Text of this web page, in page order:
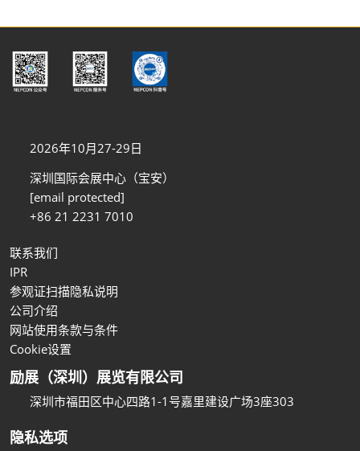
2026年10月27-29日
深圳国际会展中心（宝安）
[email protected]
+86 21 2231 7010
联系我们
IPR
参观证扫描隐私说明
公司介绍
网站使用条款与条件
Cookie设置
励展（深圳）展览有限公司
深圳市福田区中心四路1-1号嘉里建设广场3座303
隐私选项